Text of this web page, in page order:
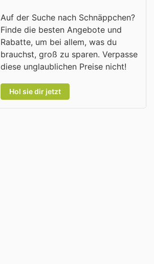
Auf der Suche nach Schnäppchen?
Finde die besten Angebote und
Rabatte, um bei allem, was du
brauchst, groß zu sparen. Verpasse
diese unglaublichen Preise nicht!
Hol sie dir jetzt